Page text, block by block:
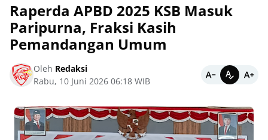
Raperda APBD 2025 KSB Masuk
Paripurna, Fraksi Kasih
Pemandangan Umum
Oleh Redaksi
Rabu, 10 Juni 2026 06:18 WIB